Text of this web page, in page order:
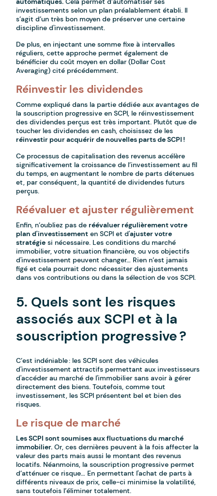
investissements selon un plan préalablement établi. Il
s’agit d’un très bon moyen de préserver une certaine
discipline d'investissement.
De plus, en injectant une somme fixe à intervalles
réguliers, cette approche permet également de
bénéficier du coût moyen en dollar (Dollar Cost
Averaging) cité précédemment.
Réinvestir les dividendes
Comme expliqué dans la partie dédiée aux avantages de
la souscription progressive en SCPI, le réinvestissement
des dividendes perçus est très important. Plutôt que de
toucher les dividendes en cash, choisissez de les
réinvestir pour acquérir de nouvelles parts de SCPI !
Ce processus de capitalisation des revenus accélère
significativement la croissance de l’investissement au fil
du temps, en augmentant le nombre de parts détenues
et, par conséquent, la quantité de dividendes futurs
perçus.
Réévaluer et ajuster régulièrement
Enfin, n’oubliez pas deréévaluer régulièrement votre
plan d'investissement en SCPI et d'ajuster votre
stratégie si nécessaire. Les conditions du marché
immobilier, votre situation financière, ou vos objectifs
d'investissement peuvent changer… Rien n’est jamais
figé et cela pourrait donc nécessiter des ajustements
dans vos contributions ou dans la sélection de vos SCPI.
5. Quels sont les risques
associés aux SCPI et à la
souscription progressive ?
C’est indéniable : les SCPI sont des véhicules
d'investissement attractifs permettant aux investisseurs
d'accéder au marché de l'immobilier sans avoir à gérer
directement des biens. Toutefois, comme tout
investissement, les SCPI présentent bel et bien des
risques.
Le risque de marché
Les SCPI sont soumises aux fluctuations du marché
immobilier. Or, ces dernières peuvent à la fois affecter la
valeur des parts mais aussi le montant des revenus
locatifs. Néanmoins, la souscription progressive permet
d’atténuer ce risque… En permettant l'achat de parts à
différents niveaux de prix, celle-ci minimise la volatilité,
sans toutefois l’éliminer totalement.